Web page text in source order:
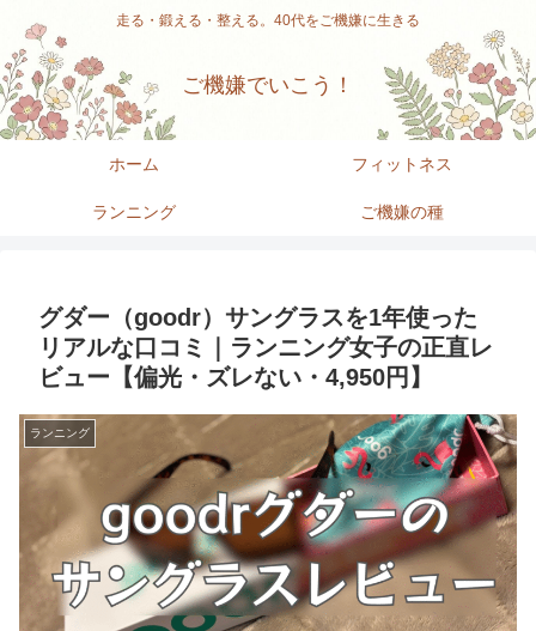
走る・鍛える・整える。40代をご機嫌に生きる
ご機嫌でいこう！
ホーム フィットネス
ランニング ご機嫌の種
グダー（goodr）サングラスを1年使った
リアルな口コミ｜ランニング女子の正直レ
ビュー【偏光・ズレない・4,950円】
ランニング